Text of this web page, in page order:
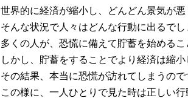
世界的に経済が縮小し、どんどん景気が悪
そんな状況で人々はどんな行動に出るでし
多くの人が、恐慌に備えて貯蓄を始めるこ
しかし、貯蓄をすることでより経済は縮小
その結果、本当に恐慌が訪れてしまうので
この様に、一人ひとりで見た時は正しい行